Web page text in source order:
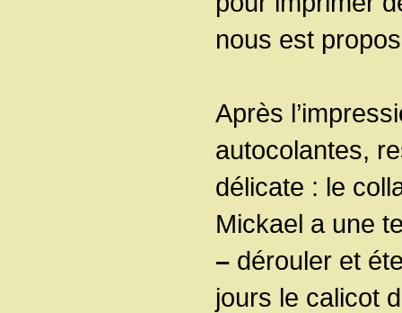
nous est
Après
autocolantes,
délicate : le
Mickael a une
– dérouler et
jours le calicot